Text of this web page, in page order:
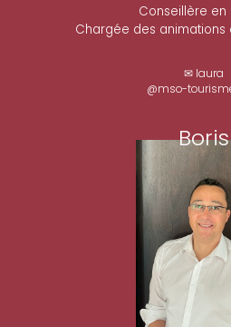
Conseillère en
Chargée des animations
✉ laura
@mso-
Boris